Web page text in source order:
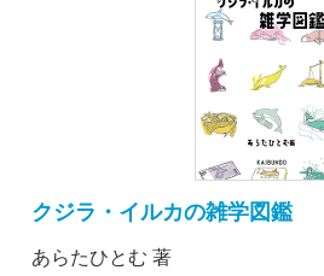
クジラ・イルカの雑学図鑑
あらたひとむ 著